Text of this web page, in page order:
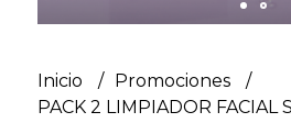
Inicio
Promociones
PACK 2 LIMPIADOR FACIAL